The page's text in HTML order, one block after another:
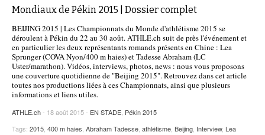
Mondiaux de Pékin 2015 | Dossier complet
BEIJING 2015 | Les Championnats du Monde d'athlétisme 2015 se
déroulent à Pékin du 22 au 30 août. ATHLE.ch suit de près l'événement et
en particulier les deux représentants romands présents en Chine : Lea
Sprunger (COVA Nyon/400 m haies) et Tadesse Abraham (LC
Uster/marathon). Vidéos, interviews, photos, news : nous vous proposons
une couverture quotidienne de "Beijing 2015". Retrouvez dans cet article
toutes nos productions liées à ces Championnats, ainsi que plusieurs
informations et liens utiles.
ATHLE.ch- 18 août 2015 - EN STADE, Pékin 2015
Tags: 2015, 400 m haies, Abraham Tadesse, athlétisme, Beijing, Interview, Lea